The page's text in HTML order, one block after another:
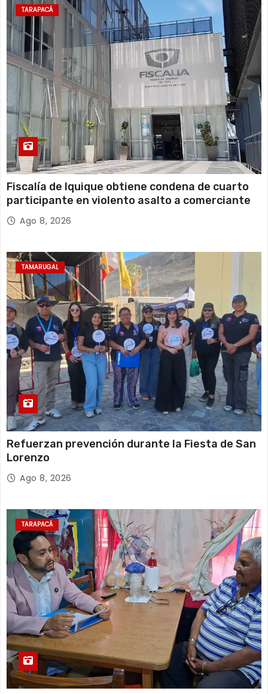
TARAPACÁ
Fiscalía de Iquique obtiene condena de cuarto
participante en violento asalto a comerciante
Ago 8, 2026
TAMARUGAL
Refuerzan prevención durante la Fiesta de San
Lorenzo
Ago 8, 2026
TARAPACÁ